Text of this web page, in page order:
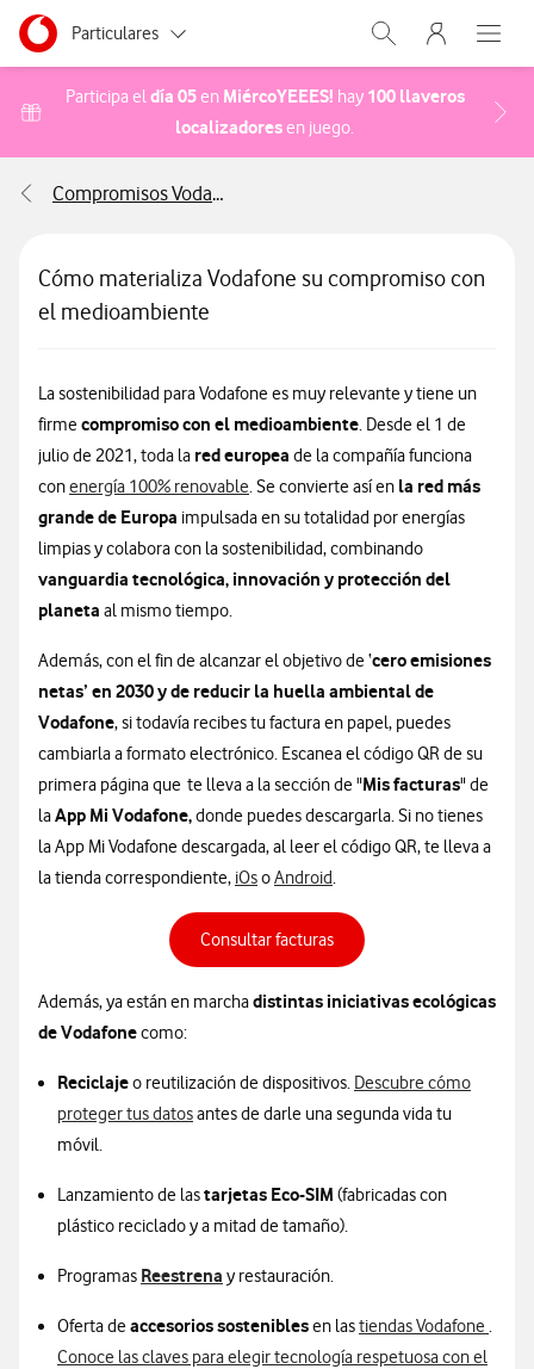
Ir a la pagina principal de vodafone.es
Menu navegación Segmento
Particulares
Autónomos
Grandes empresas y AA.PP.
Abrir buscador.
Menu
Abre
Participa eldía 05en MiércoYEEES! hay 100 llaveros
localizadoresen juego. Acceder a la FAQ
Compromisos Vodafone
Cómo materializa Vodafone su compromiso con
el medioambiente
La sostenibilidad para Vodafone es muy relevante y tiene un
firmecompromiso con el medioambiente. Desde el 1 de
julio de 2021, toda la red europea de la compañía funciona
conenergía 100% renovable. Se convierte así en la red más
grande de Europa impulsada en su totalidad por energías
limpias y colabora con la sostenibilidad, combinando
vanguardia tecnológica, innovación y protección del
planeta al mismo tiempo.
Además, con el fin de alcanzar el objetivo de ‘cero emisiones
netas’ en 2030 y de reducir la huella ambiental de
Vodafone, si todavía recibes tu factura en papel, puedes
cambiarla a formato electrónico. Escanea el código QR de su
primera página que te lleva a la sección de "Mis facturas" de
laApp Mi Vodafone,donde puedes descargarla. Si no tienes
la App Mi Vodafone descargada, al leer el código QR, te lleva a
la tienda correspondiente, iOsoAndroid.
Consultar facturas
Además, ya están en marchadistintas iniciativas ecológicas
de Vodafonecomo:
Reciclajeo reutilización de dispositivos. Descubre cómo
proteger tus datosantes de darle una segunda vida tu
móvil.
Lanzamiento de lastarjetas Eco-SIM (fabricadas con
plástico reciclado y a mitad de tamaño).
Programas Reestrena y restauración.
Oferta deaccesorios sosteniblesen lastiendas Vodafone .
Conoce las claves para elegir tecnología respetuosa con el